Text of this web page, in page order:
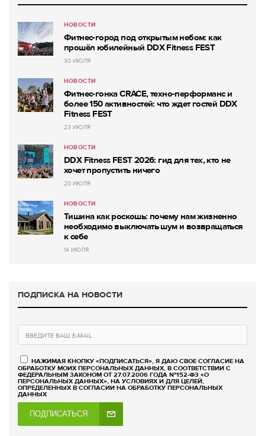
НОВОСТИ
Фитнес-город под открытым небом: как
прошёл юбилейный DDX Fitness FEST
30 ИЮЛЯ
НОВОСТИ
Фитнес-гонка CRACE, техно-перформанс и
более 150 активностей: что ждет гостей DDX
Fitness FEST
23 ИЮЛЯ
НОВОСТИ
DDX Fitness FEST 2026: гид для тех, кто не
хочет пропустить ничего
20 ИЮЛЯ
НОВОСТИ
Тишина как роскошь: почему нам жизненно
необходимо выключать шум и возвращаться
к себе
14 ИЮЛЯ
ПОДПИСКА НА НОВОСТИ
НАЖИМАЯ КНОПКУ «ПОДПИСАТЬСЯ», Я ДАЮ СВОЕ СОГЛАСИЕ НА
ОБРАБОТКУ МОИХ ПЕРСОНАЛЬНЫХ ДАННЫХ, В СООТВЕТСТВИИ С
ФЕДЕРАЛЬНЫМ ЗАКОНОМ ОТ 27.07.2006 ГОДА №152-ФЗ «О
ПЕРСОНАЛЬНЫХ ДАННЫХ», НА УСЛОВИЯХ И ДЛЯ ЦЕЛЕЙ,
ОПРЕДЕЛЕННЫХ В СОГЛАСИИ НА ОБРАБОТКУ ПЕРСОНАЛЬНЫХ
ДАННЫХ
ПОДПИСАТЬСЯ